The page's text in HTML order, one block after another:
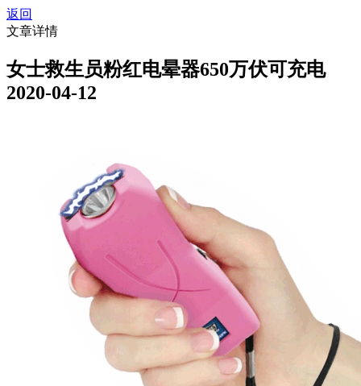
返回
文章详情
女士救生员粉红电晕器650万伏可充电
2020-04-12